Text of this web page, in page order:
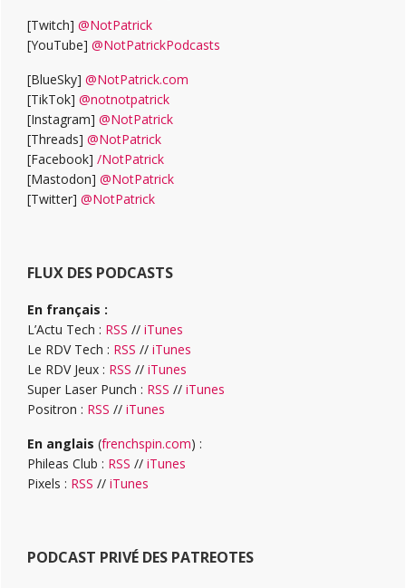
[Twitch] @NotPatrick
[YouTube] @NotPatrickPodcasts
[BlueSky] @NotPatrick.com
[TikTok] @notnotpatrick
[Instagram] @NotPatrick
[Threads] @NotPatrick
[Facebook] /NotPatrick
[Mastodon] @NotPatrick
[Twitter] @NotPatrick
FLUX DES PODCASTS
En français :
L’Actu Tech : RSS // iTunes
Le RDV Tech : RSS // iTunes
Le RDV Jeux : RSS // iTunes
Super Laser Punch : RSS // iTunes
Positron : RSS // iTunes
En anglais (frenchspin.com) :
Phileas Club : RSS // iTunes
Pixels : RSS // iTunes
PODCAST PRIVÉ DES PATREOTES